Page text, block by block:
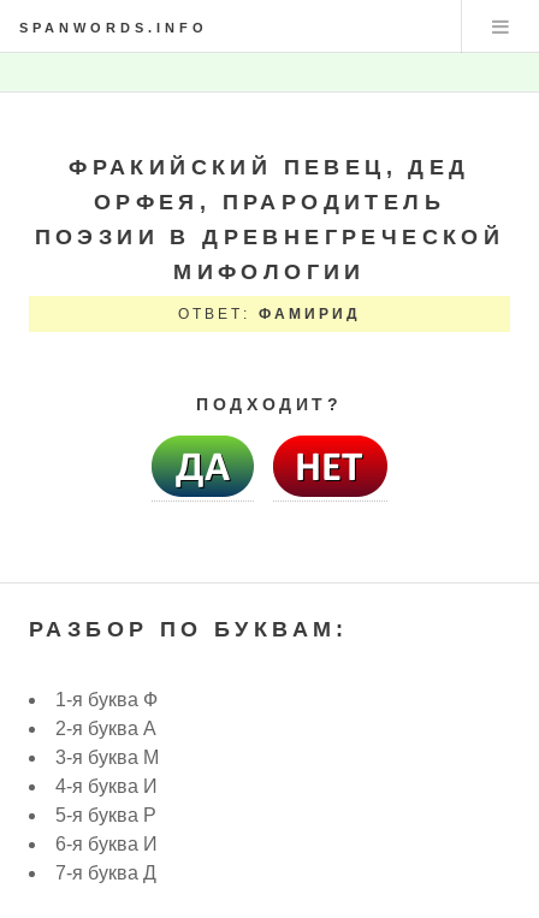
SPANWORDS.INFO
ФРАКИЙСКИЙ ПЕВЕЦ, ДЕД
ОРФЕЯ, ПРАРОДИТЕЛЬ
ПОЭЗИИ В ДРЕВНЕГРЕЧЕСКОЙ
МИФОЛОГИИ
ОТВЕТ: ФАМИРИД
ПОДХОДИТ?
РАЗБОР ПО БУКВАМ:
1-я буква Ф
2-я буква А
3-я буква М
4-я буква И
5-я буква Р
6-я буква И
7-я буква Д